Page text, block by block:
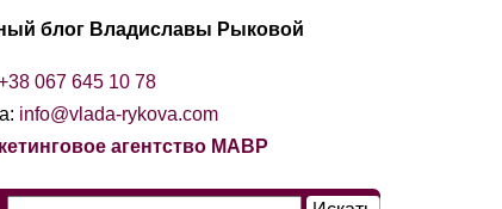
блог Владиславы Рыковой
067 645 10 78
info@vlada-rykova.com
агентство МАВР